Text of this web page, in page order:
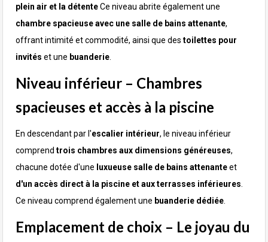
plein air et la détente Ce niveau abrite également une
chambre spacieuse avec une salle de bains attenante,
offrant intimité et commodité, ainsi que des toilettes pour
invités et une buanderie.
Niveau inférieur – Chambres
spacieuses et accès à la piscine
En descendant par l'escalier intérieur, le niveau inférieur
comprend trois chambres aux dimensions généreuses,
chacune dotée d'une luxueuse salle de bains attenanteet
d'un accès direct à la piscine et aux terrasses inférieures.
Ce niveau comprend également une buanderie dédiée.
Emplacement de choix – Le joyau du